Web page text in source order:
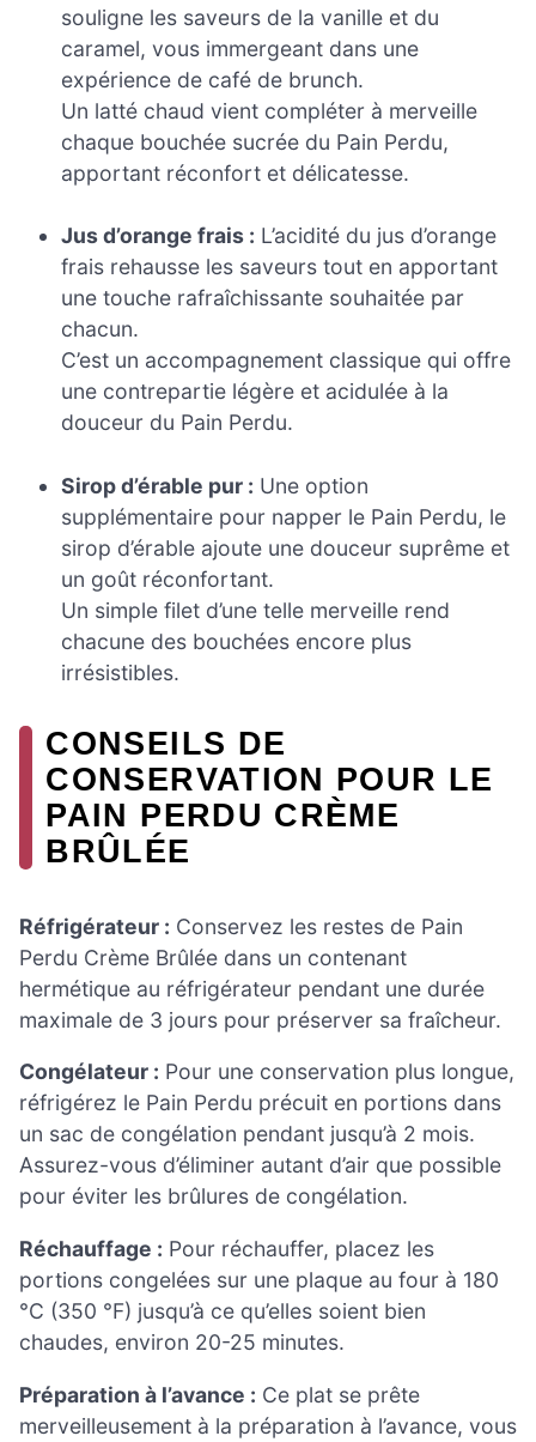
souligne les saveurs de la vanille et du
caramel, vous immergeant dans une
expérience de café de brunch.
Un latté chaud vient compléter à merveille
chaque bouchée sucrée du Pain Perdu,
apportant réconfort et délicatesse.
Jus d’orange frais : L’acidité du jus d’orange
frais rehausse les saveurs tout en apportant
une touche rafraîchissante souhaitée par
chacun.
C’est un accompagnement classique qui offre
une contrepartie légère et acidulée à la
douceur du Pain Perdu.
Sirop d’érable pur : Une option
supplémentaire pour napper le Pain Perdu, le
sirop d’érable ajoute une douceur suprême et
un goût réconfortant.
Un simple filet d’une telle merveille rend
chacune des bouchées encore plus
irrésistibles.
CONSEILS DE
CONSERVATION POUR LE
PAIN PERDU CRÈME
BRÛLÉE
Réfrigérateur : Conservez les restes de Pain
Perdu Crème Brûlée dans un contenant
hermétique au réfrigérateur pendant une durée
maximale de 3 jours pour préserver sa fraîcheur.
Congélateur : Pour une conservation plus longue,
réfrigérez le Pain Perdu précuit en portions dans
un sac de congélation pendant jusqu’à 2 mois.
Assurez-vous d’éliminer autant d’air que possible
pour éviter les brûlures de congélation.
Réchauffage : Pour réchauffer, placez les
portions congelées sur une plaque au four à 180
°C (350 °F) jusqu’à ce qu’elles soient bien
chaudes, environ 20-25 minutes.
Préparation à l’avance : Ce plat se prête
merveilleusement à la préparation à l’avance, vous